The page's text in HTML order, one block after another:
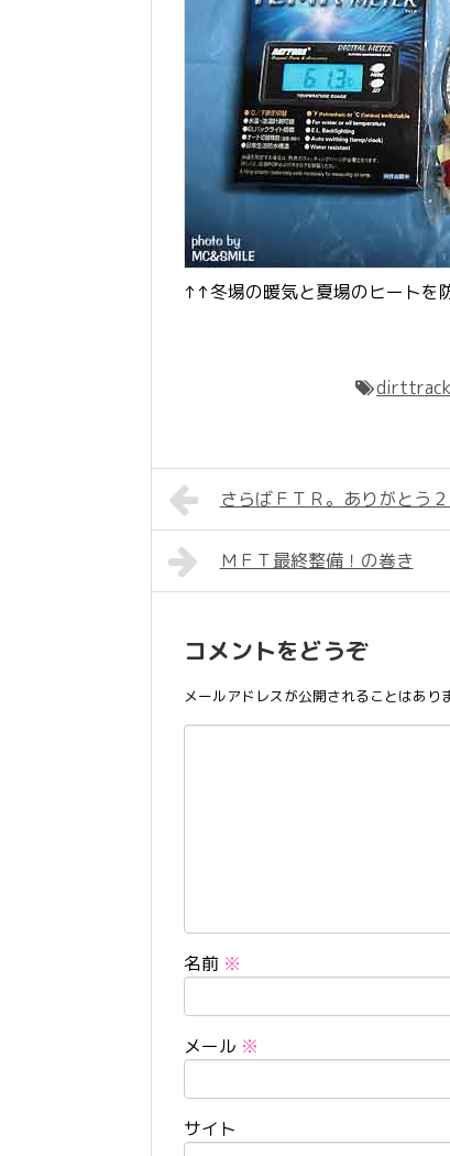
↑↑冬場の暖気と夏場のヒートを
dirttrack
さらばＦＴＲ。ありがとう２
ＭＦＴ最終整備！の巻き
コメントをどうぞ
メールアドレスが公開されることはあり
名前 ※
メール ※
サイト